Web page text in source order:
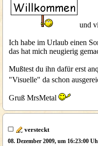
und
Ich habe im Urlaub einen
das hat mich neugierig
Mußtest du ihn dafür erst
"Visuelle" da schon
Gruß MrsMetal
versteckt
08. Dezember 2009, um 16:23:00